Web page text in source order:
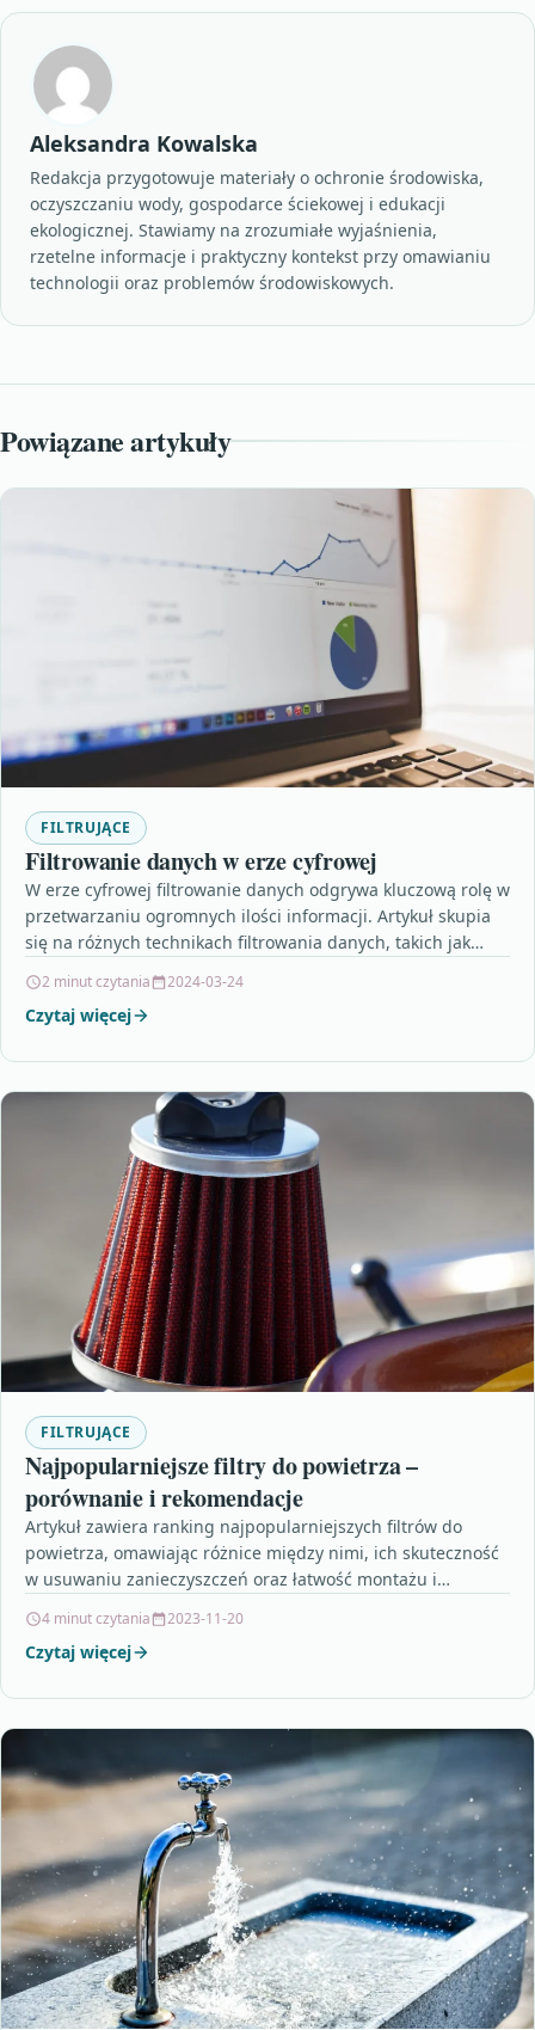
Aleksandra Kowalska
Redakcja przygotowuje materiały o ochronie środowiska,
oczyszczaniu wody, gospodarce ściekowej i edukacji
ekologicznej. Stawiamy na zrozumiałe wyjaśnienia,
rzetelne informacje i praktyczny kontekst przy omawianiu
technologii oraz problemów środowiskowych.
Powiązane artykuły
FILTRUJĄCE
Filtrowanie danych w erze cyfrowej
W erze cyfrowej filtrowanie danych odgrywa kluczową rolę w
przetwarzaniu ogromnych ilości informacji. Artykuł skupia
się na różnych technikach filtrowania danych, takich jak
2 minut czytania 2024-03-24
Czytaj więcej
FILTRUJĄCE
Najpopularniejsze filtry do powietrza –
porównanie i rekomendacje
Artykuł zawiera ranking najpopularniejszych filtrów do
powietrza, omawiając różnice między nimi, ich skuteczność
w usuwaniu zanieczyszczeń oraz łatwość montażu i
4 minut czytania 2023-11-20
Czytaj więcej